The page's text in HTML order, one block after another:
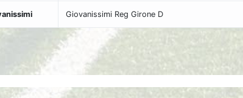
Giovanissimi Reg Girone D